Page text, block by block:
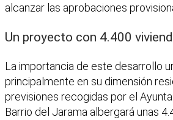
alcanzar las aprobaciones
Un proyecto con 4.400
La importancia de este desarrollo
principalmente en su dimensión
previsiones recogidas por el
Barrio del Jarama albergará unas